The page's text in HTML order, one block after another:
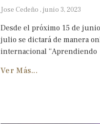
Jose Cedeño junio 3, 2023
Desde el próximo 15 de
julio se dictará de manera
internacional “Aprendiendo
Ver Más...